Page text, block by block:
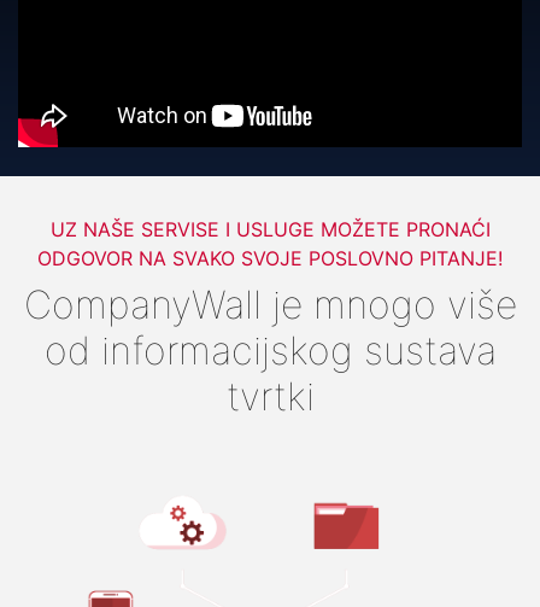
UZ NAŠE SERVISE I USLUGE MOŽETE PRONAĆI
ODGOVOR NA SVAKO SVOJE POSLOVNO PITANJE!
CompanyWall je mnogo više
od informacijskog sustava
tvrtki